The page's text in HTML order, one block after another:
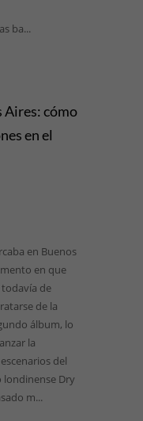
ba...
Aires: cómo
en el
en Buenos
en que
de
de la
álbum, lo
la
del
londinense Dry
m...